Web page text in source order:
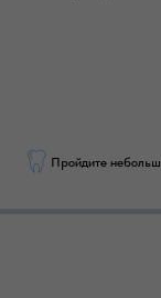
Пройдите